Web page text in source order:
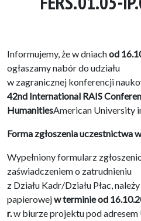
Informujemy, że w dniachod
ogłaszamy nabór do udziału
w zagranicznej konferencji
42nd International RAIS
HumanitiesAmerican University
Forma zgłoszenia uczestnictwa
Wypełniony formularz
zaświadczeniem o zatrudnieniu
z Działu Kadr/Działu Płac,
papierowejw terminie od
r.w biurze projektu pod adresem